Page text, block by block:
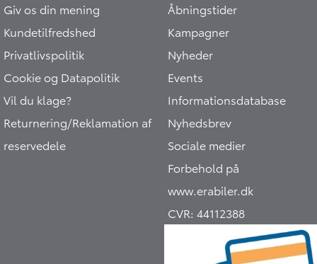
Giv os din mening
Kundetilfredshed
Privatlivspolitik
Cookie og Datapolitik
Vil du klage?
Returnering/Reklamation af
reservedele
Åbningstider
Kampagner
Nyheder
Events
Informationsdatabase
Nyhedsbrev
Sociale medier
Forbehold på
www.erabiler.dk
CVR:44112388
Hej 🖐 Vil du vide,
DK